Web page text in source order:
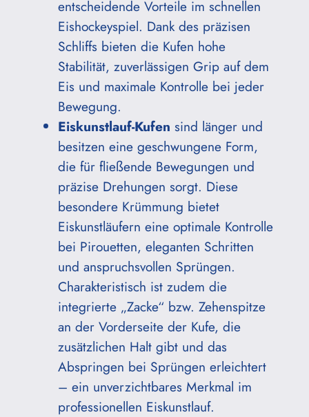
entscheidende Vorteile im schnellen
Eishockeyspiel. Dank des präzisen
Schliffs bieten die Kufen hohe
Stabilität, zuverlässigen Grip auf dem
Eis und maximale Kontrolle bei jeder
Bewegung.
Eiskunstlauf-Kufen sind länger und
besitzen eine geschwungene Form,
die für fließende Bewegungen und
präzise Drehungen sorgt. Diese
besondere Krümmung bietet
Eiskunstläufern eine optimale Kontrolle
bei Pirouetten, eleganten Schritten
und anspruchsvollen Sprüngen.
Charakteristisch ist zudem die
integrierte „Zacke“ bzw. Zehenspitze
an der Vorderseite der Kufe, die
zusätzlichen Halt gibt und das
Abspringen bei Sprüngen erleichtert
– ein unverzichtbares Merkmal im
professionellen Eiskunstlauf.